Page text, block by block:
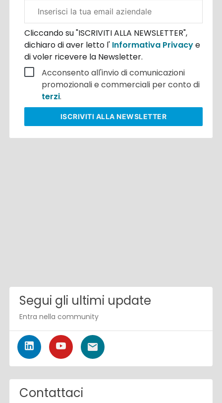
aziendale
Cliccando su "ISCRIVITI ALLA NEWSLETTER",
dichiaro di aver letto l' Informativa Privacye
di voler ricevere la Newsletter.
Acconsento all'invio di comunicazioni
promozionali e commerciali per conto di
terzi.
ISCRIVITI ALLA NEWSLETTER
Segui gli ultimi update
Entra nella community
Contattaci